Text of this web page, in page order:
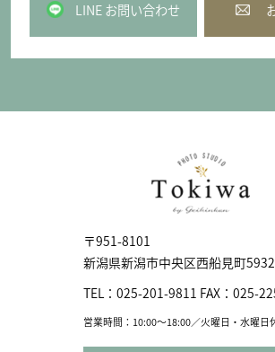
LINE お問い合わせ
〒951-8101
新潟県新潟市中央区⻄船見町
TEL： 025-201-9811 FAX： 025-
営業時間：10:00〜18:00／火曜日・水曜日